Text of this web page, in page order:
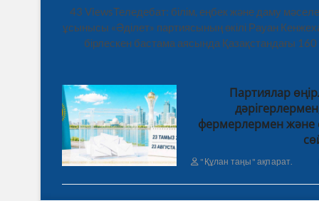
43 ViewsТеледебат: білім, еңбек және даму
ұсынысы «Әділет» партиясының өкілі Рауан
бірлескен бастама аясында Қазақстандағы
Партиялар
фермерлермен және
"Құлан таңы" ақпарат.